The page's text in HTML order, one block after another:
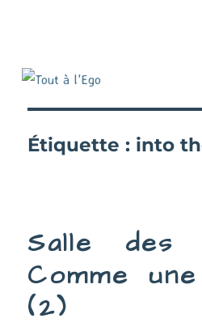
Étiquette : into
Salle
Comme
(2)